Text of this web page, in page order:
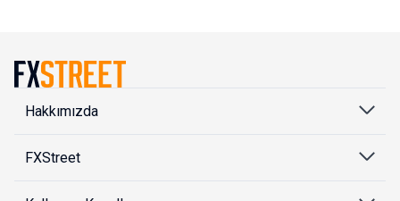
Hakkımızda
FXStreet